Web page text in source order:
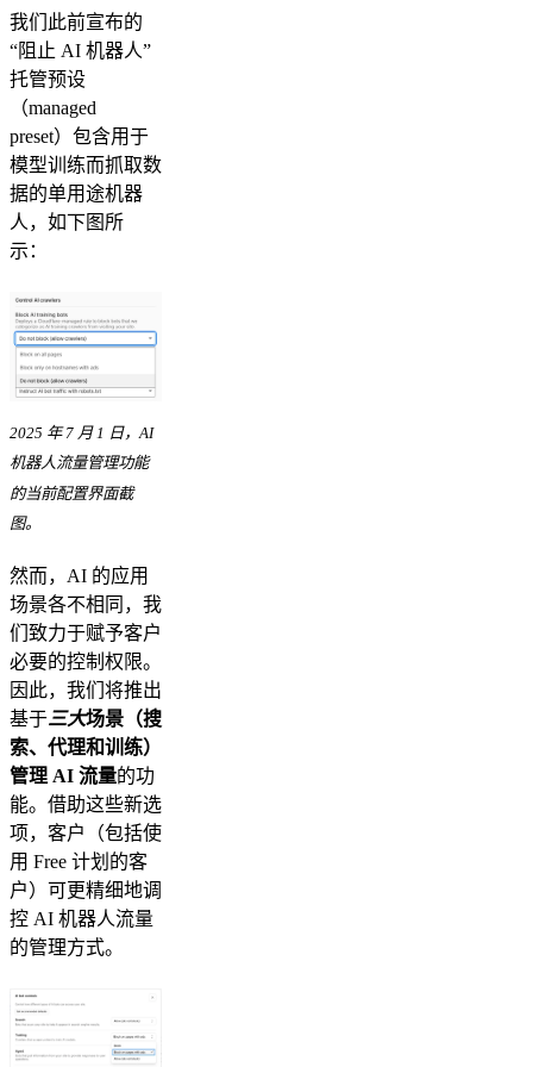
我们此前宣布的
“阻止 AI 机器人”
托管预设
（managed
preset）包含用于
模型训练而抓取数
据的单用途机器
人，如下图所
示：
2025 年 7 月 1 日，AI
机器人流量管理功能
的当前配置界面截
图。
然而，AI 的应用
场景各不相同，我
们致力于赋予客户
必要的控制权限。
因此，我们将推出
基于三大场景（搜
索、代理和训练）
管理 AI 流量的功
能。借助这些新选
项，客户（包括使
用 Free 计划的客
户）可更精细地调
控 AI 机器人流量
的管理方式。